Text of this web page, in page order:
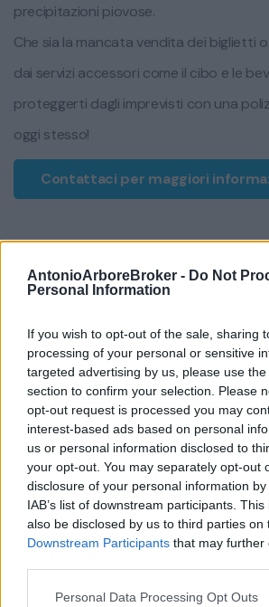
AntonioArboreBroker - Do Not
Personal Information
If you wish to opt-out of the sale, sharing
processing of your personal or sensitive
targeted advertising by us, please use
section to confirm your selection. Please
opt-out request is processed you may
interest-based ads based on personal
us or personal information disclosed to
your opt-out. You may separately opt-out
disclosure of your personal information
IAB’s list of downstream participants.
also be disclosed by us to third parties on
Downstream Participants that may further
Please note that this website/app uses
Personal Data Processing Opt Outs
precipitazioni piovose.
Che sia la mancata vendita dei biglietti
dai servizi accessori come il cibo e le
proteggerti dagli imprevisti con una
oggi stesso!
Contattaci per maggiori
Condividi
Tags
Polizze Parametriche